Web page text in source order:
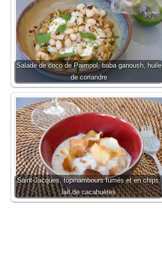
Salade de coco de Paimpol, baba ganoush, huile
de coriandre
Saint-Jacques, topinambours fumés et en chips,
lait de cacahuètes